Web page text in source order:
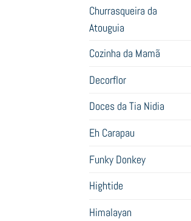
Churrasqueira da
Atouguia
Cozinha da Mamã
Decorflor
Doces da Tia Nidia
Eh Carapau
Funky Donkey
Hightide
Himalayan